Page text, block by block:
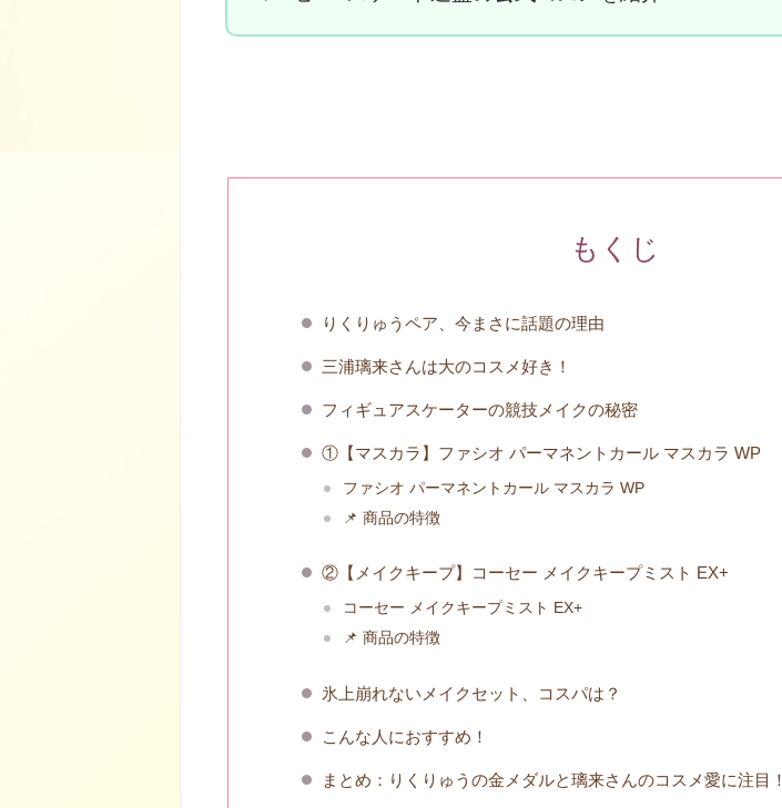
もくじ
りくりゅうペア、今まさに話題の理由
三浦璃来さんは大のコスメ好き！
フィギュアスケーターの競技メイクの秘密
①【マスカラ】ファシオ パーマネントカール マスカラ WP
ファシオ パーマネントカール マスカラ WP
📌 商品の特徴
②【メイクキープ】コーセー メイクキープミスト EX+
コーセー メイクキープミスト EX+
📌 商品の特徴
氷上崩れないメイクセット、コスパは？
こんな人におすすめ！
まとめ：りくりゅうの金メダルと璃来さんのコスメ愛に注目！